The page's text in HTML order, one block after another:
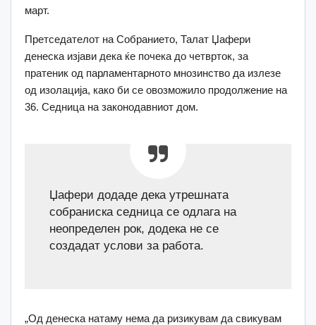
март.
Претседателот на Собранието, Талат Џафери
денеска изјави дека ќе почека до четврток, за
пратеник од парламентарното мнозинство да излезе
од изолација, како би се овозможило продолжение на
36. Седница на законодавниот дом.
Џафери додаде дека утрешната
собраниска седница се одлага на
неопределен рок, додека не се
создадат услови за работа.
„Од денеска натаму нема да ризикувам да свикувам